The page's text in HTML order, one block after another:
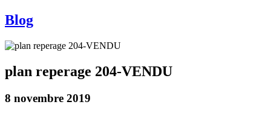
Blog
plan reperage 204-VENDU
8 novembre 2019